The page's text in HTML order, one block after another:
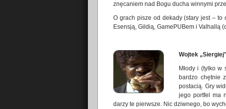
znęcaniem nad Bogu ducha winnymi
O grach pisze od dekady (stary jest – to
Esensją, Gildią, GamePUBem i Valhallą
Wojtek
Młody i (tylko
bardzo chętnie
postacią. Gry
jego portfel ma
darzy te pierwsze. Nic dziwnego, bo